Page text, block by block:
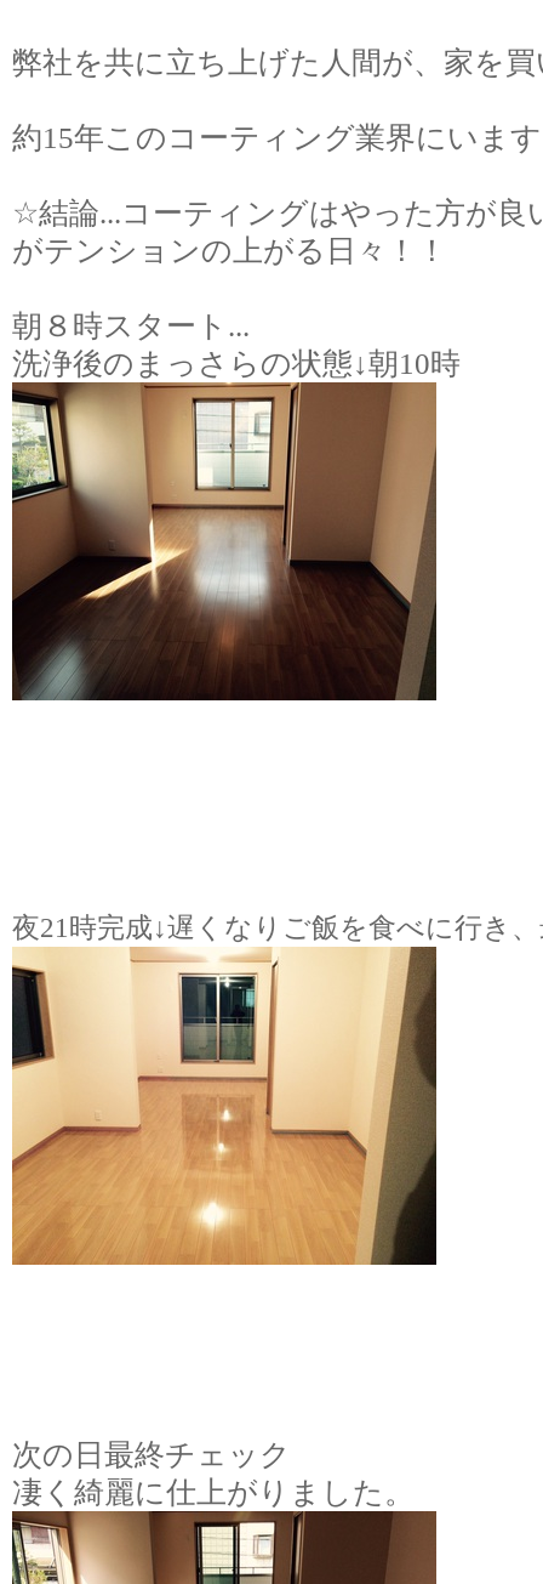
弊社を共に立ち上げた人間が、家を
約15年このコーティング業界にいま
☆結論...コーティングはやった方が良
がテンションの上がる日々！！
朝８時スタート ...
洗浄後のまっさらの状態↓朝10時
夜21時完成↓遅くなりご飯を食べに行き
次の日最終チェック
凄く綺麗に仕上がりました。